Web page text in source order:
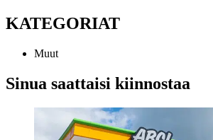
KATEGORIAT
Muut
Sinua saattaisi kiinnostaa